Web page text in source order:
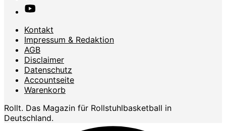
Kontakt
Impressum & Redaktion
AGB
Disclaimer
Datenschutz
Accountseite
Warenkorb
Rollt. Das Magazin für Rollstuhlbasketball in
Deutschland.